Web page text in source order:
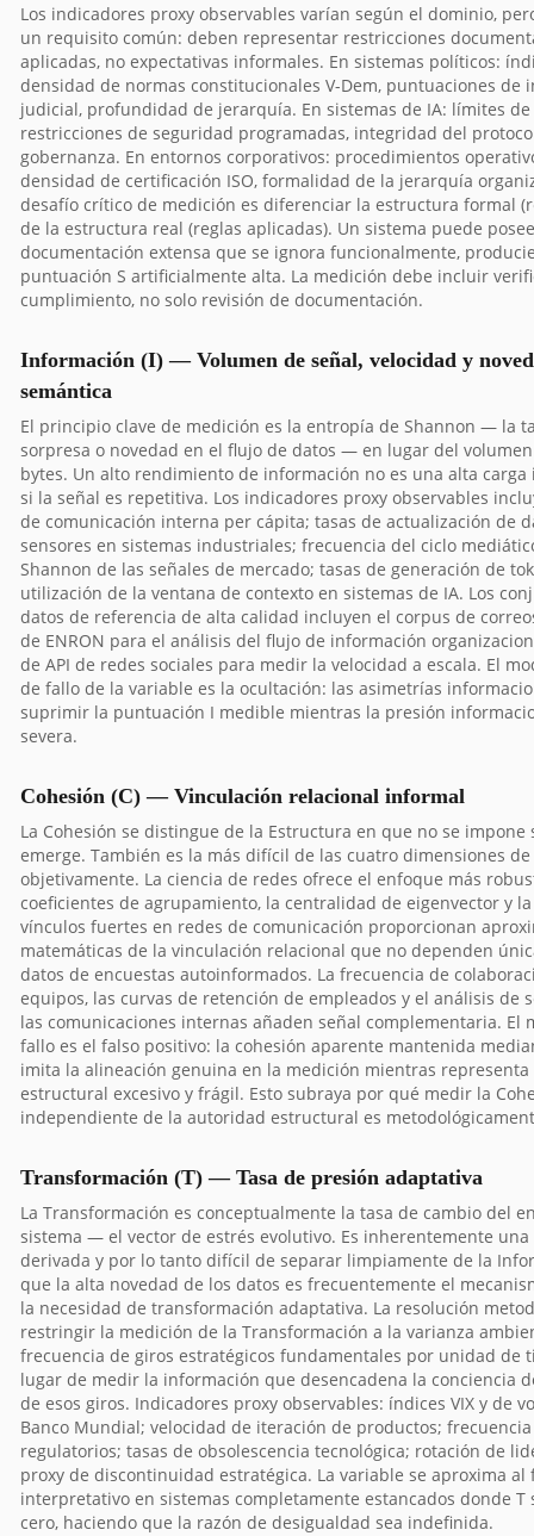
Los indicadores proxy observables varían según el dominio,
un requisito común: deben representar restricciones
aplicadas, no expectativas informales. En sistemas políticos:
densidad de normas constitucionales V-Dem, puntuaciones de
judicial, profundidad de jerarquía. En sistemas de IA: límites de
restricciones de seguridad programadas, integridad del
gobernanza. En entornos corporativos: procedimientos
densidad de certificación ISO, formalidad de la jerarquía
desafío crítico de medición es diferenciar la estructura formal
de la estructura real (reglas aplicadas). Un sistema puede
documentación extensa que se ignora funcionalmente,
puntuación S artificialmente alta. La medición debe incluir
cumplimiento, no solo revisión de documentación.
Información (I) — Volumen de señal, velocidad y
semántica
El principio clave de medición es la entropía de Shannon — la
sorpresa o novedad en el flujo de datos — en lugar del
bytes. Un alto rendimiento de información no es una alta
si la señal es repetitiva. Los indicadores proxy observables
de comunicación interna per cápita; tasas de actualización de
sensores en sistemas industriales; frecuencia del ciclo
Shannon de las señales de mercado; tasas de generación de
utilización de la ventana de contexto en sistemas de IA. Los
datos de referencia de alta calidad incluyen el corpus de
de ENRON para el análisis del flujo de información
de API de redes sociales para medir la velocidad a escala. El
de fallo de la variable es la ocultación: las asimetrías
suprimir la puntuación I medible mientras la presión
severa.
Cohesión (C) — Vinculación relacional informal
La Cohesión se distingue de la Estructura en que no se impone
emerge. También es la más difícil de las cuatro dimensiones
objetivamente. La ciencia de redes ofrece el enfoque más
coeficientes de agrupamiento, la centralidad de eigenvector y
vínculos fuertes en redes de comunicación proporcionan
matemáticas de la vinculación relacional que no dependen
datos de encuestas autoinformados. La frecuencia de
equipos, las curvas de retención de empleados y el análisis de
las comunicaciones internas añaden señal complementaria. El
fallo es el falso positivo: la cohesión aparente mantenida
imita la alineación genuina en la medición mientras
estructural excesivo y frágil. Esto subraya por qué medir la
independiente de la autoridad estructural es
Transformación (T) — Tasa de presión adaptativa
La Transformación es conceptualmente la tasa de cambio del
sistema — el vector de estrés evolutivo. Es inherentemente
derivada y por lo tanto difícil de separar limpiamente de la
que la alta novedad de los datos es frecuentemente el
la necesidad de transformación adaptativa. La resolución
restringir la medición de la Transformación a la varianza
frecuencia de giros estratégicos fundamentales por unidad de
lugar de medir la información que desencadena la conciencia
de esos giros. Indicadores proxy observables: índices VIX y de
Banco Mundial; velocidad de iteración de productos;
regulatorios; tasas de obsolescencia tecnológica; rotación de
proxy de discontinuidad estratégica. La variable se aproxima al
interpretativo en sistemas completamente estancados donde T
cero, haciendo que la razón de desigualdad sea indefinida.